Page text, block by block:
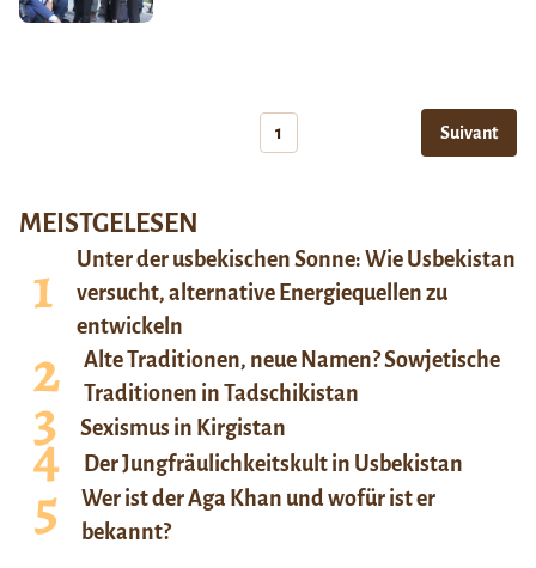
1 Suivant
MEISTGELESEN
Unter der usbekischen Sonne: Wie Usbekistan
versucht, alternative Energiequellen zu
entwickeln
Alte Traditionen, neue Namen? Sowjetische
Traditionen in Tadschikistan
Sexismus in Kirgistan
Der Jungfräulichkeitskult in Usbekistan
Wer ist der Aga Khan und wofür ist er
bekannt?